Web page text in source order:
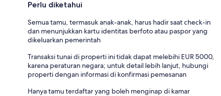
Perlu diketahui
Semua tamu, termasuk anak-anak, harus hadir saat check-in
dan menunjukkan kartu identitas berfoto atau paspor yang
dikeluarkan pemerintah
Transaksi tunai di properti ini tidak dapat melebihi EUR 5000,
karena peraturan negara; untuk detail lebih lanjut, hubungi
properti dengan informasi di konfirmasi pemesanan
Hanya tamu terdaftar yang boleh menginap di kamar